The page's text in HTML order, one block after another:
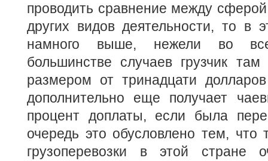
проводить сравнение между сферой
других видов деятельности, то в
намного выше, нежели во
большинстве случаев грузчик там
размером от тринадцати
дополнительно еще получает
процент доплаты, если была
очередь это обусловлено тем, что
грузоперевозки в этой стране